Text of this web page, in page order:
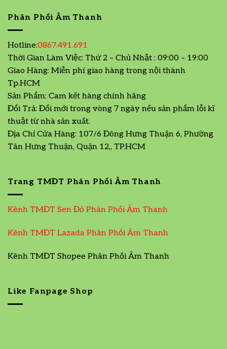
Phân Phối Âm Thanh
Hotline:0867.491.691
Thời Gian Làm Việc: Thứ 2 – Chủ Nhật : 09:00 – 19:00
Giao Hàng: Miễn phí giao hàng trong nội thành
Tp.HCM
Sản Phẩm: Cam kết hàng chính hãng
Đổi Trả: Đổi mới trong vòng 7 ngày nếu sản phẩm lỗi kĩ
thuật từ nhà sản xuất.
Địa Chỉ Cửa Hàng: 107/6 Đông Hưng Thuận 6, Phường
Tân Hưng Thuận, Quận 12,, TP.HCM
Trang TMĐT Phân Phối Âm Thanh
Kênh TMĐT Sen Đỏ Phân Phối Âm Thanh
Kênh TMĐT Lazada Phân Phối Âm Thanh
Kênh TMĐT Shopee Phân Phối Âm Thanh
Like Fanpage Shop